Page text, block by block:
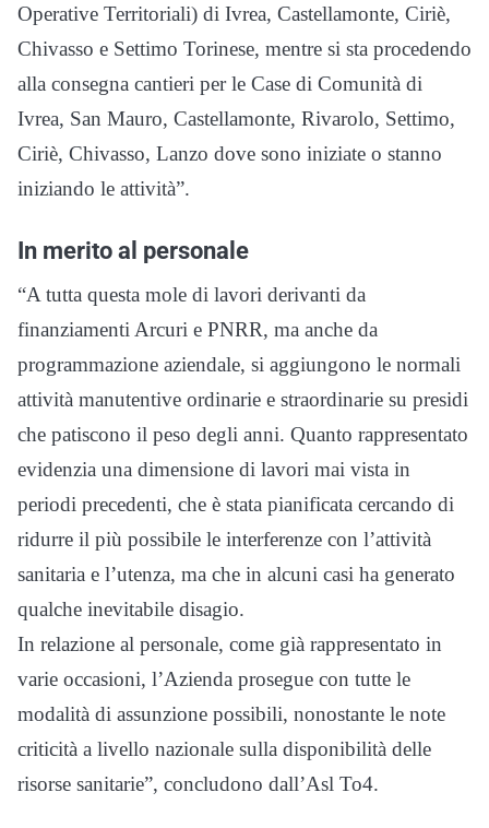
Operative Territoriali) di Ivrea, Castellamonte, Ciriè,
Chivasso e Settimo Torinese, mentre si sta procedendo
alla consegna cantieri per le Case di Comunità di
Ivrea, San Mauro, Castellamonte, Rivarolo, Settimo,
Ciriè, Chivasso, Lanzo dove sono iniziate o stanno
iniziando le attività”.
In merito al personale
“A tutta questa mole di lavori derivanti da
finanziamenti Arcuri e PNRR, ma anche da
programmazione aziendale, si aggiungono le normali
attività manutentive ordinarie e straordinarie su presidi
che patiscono il peso degli anni. Quanto rappresentato
evidenzia una dimensione di lavori mai vista in
periodi precedenti, che è stata pianificata cercando di
ridurre il più possibile le interferenze con l’attività
sanitaria e l’utenza, ma che in alcuni casi ha generato
qualche inevitabile disagio.
In relazione al personale, come già rappresentato in
varie occasioni, l’Azienda prosegue con tutte le
modalità di assunzione possibili, nonostante le note
criticità a livello nazionale sulla disponibilità delle
risorse sanitarie”, concludono dall’Asl To4.